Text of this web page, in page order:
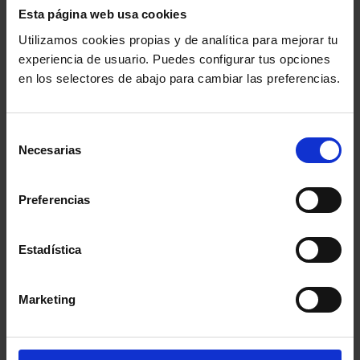
Esta página web usa cookies
Utilizamos cookies propias y de analítica para mejorar tu
experiencia de usuario. Puedes configurar tus opciones
en los selectores de abajo para cambiar las preferencias.
Necesarias
Preferencias
Estadística
Marketing
inicio de la erupción para tener derecho a la
circunstancias, se deberían aceptar las solicitudes
presentadas con posterioridad y esto no lo están
En el servicio
no atienden
solo consultas,
también
realizan
trámites y
alegaciones de
reposición con una primera denegación o una